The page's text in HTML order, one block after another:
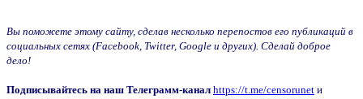
Вы поможете этому сайту, сделав несколько перепостов его публикаций в
социальных сетях (Facebook, Twitter, Google и других). Сделай доброе
дело!
Подписывайтесь на наш Телеграмм-канал https://t.me/censorunet и